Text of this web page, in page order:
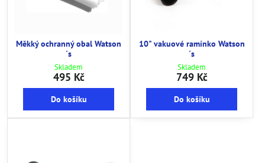
Měkký ochranný obal Watson
´s
Skladem
495 Kč
Do košíku
10" vakuové ramínko Watson
´s
Skladem
749 Kč
Do košíku